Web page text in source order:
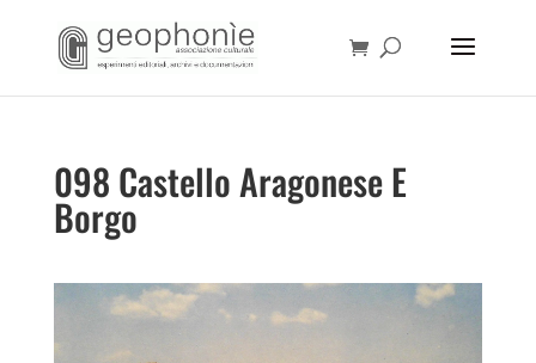
098 Castello Aragonese E
Borgo